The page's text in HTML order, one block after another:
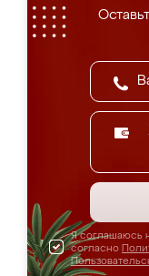
Я соглашаюсь
согласно